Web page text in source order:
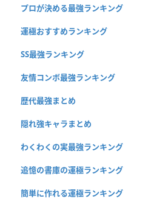
プロが決める最強ランキング
運極おすすめランキング
SS最強ランキング
友情コンボ最強ランキング
歴代最強まとめ
隠れ強キャラまとめ
わくわくの実最強ランキング
追憶の書庫の運極ランキング
簡単に作れる運極ランキング